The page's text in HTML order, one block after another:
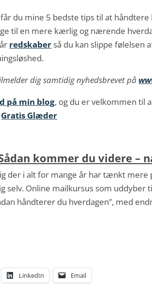
du mine 5 bedste tips til at
til en mere kærlig og nærende
redskaber så du kan slippe følelsen
dig samtidig nyhedsbrevet på
på min blog, og du er velkommen til
Gratis Glæder
kommer du videre –
der i alt for mange år har tænkt mere
selv. Online mailkursus som uddyber
håndterer du hverdagen”, med
LinkedIn Email